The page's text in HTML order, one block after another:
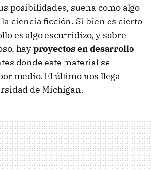
posibilidades, suena como algo
ciencia ficción. Si bien es cierto
es algo escurridizo, y sobre
hayproyectos en desarrollo
donde este material se
medio. El último nos llega
de Michigan.